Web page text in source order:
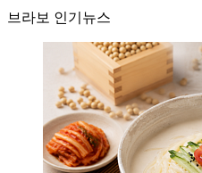
브라보 인기뉴스